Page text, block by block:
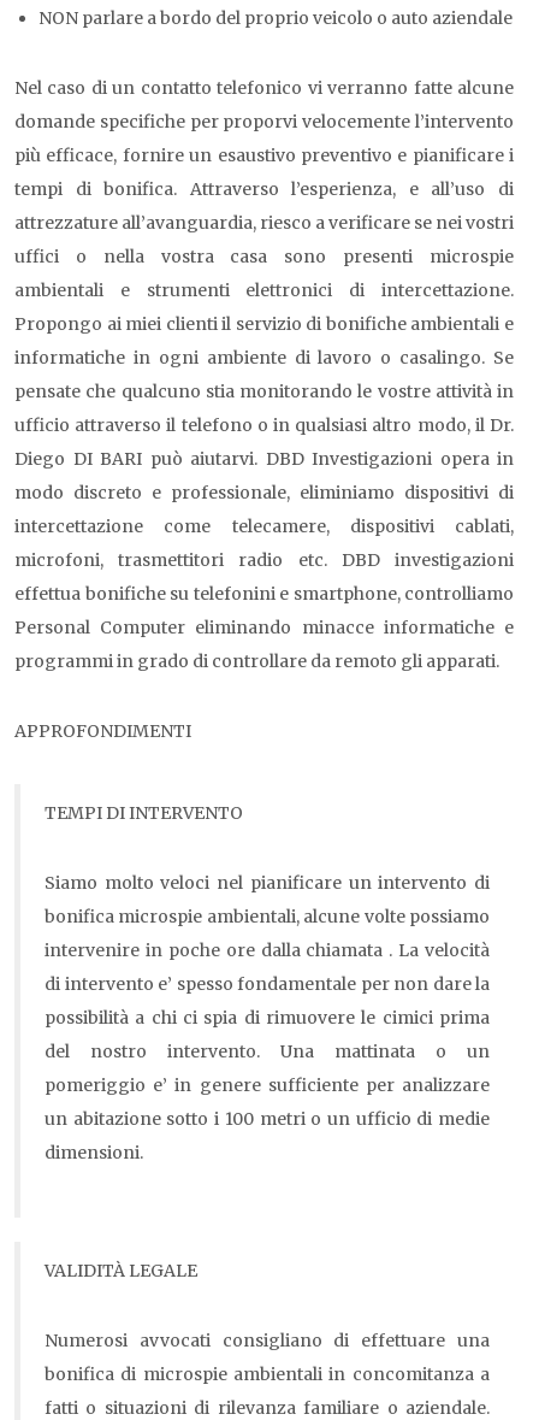
NON parlare a bordo del proprio veicolo o auto aziendale
Nel caso di un contatto telefonico vi verranno fatte alcune
domande specifiche per proporvi velocemente l’intervento
più efficace, fornire un esaustivo preventivo e pianificare i
tempi di bonifica. Attraverso l’esperienza, e all’uso di
attrezzature all’avanguardia, riesco a verificare se nei vostri
uffici o nella vostra casa sono presenti microspie
ambientali e strumenti elettronici di intercettazione.
Propongo ai miei clienti il servizio di bonifiche ambientali e
informatiche in ogni ambiente di lavoro o casalingo. Se
pensate che qualcuno stia monitorando le vostre attività in
ufficio attraverso il telefono o in qualsiasi altro modo, il Dr.
Diego DI BARI può aiutarvi. DBD Investigazioni opera in
modo discreto e professionale, eliminiamo dispositivi di
intercettazione come telecamere, dispositivi cablati,
microfoni, trasmettitori radio etc. DBD investigazioni
effettua bonifiche su telefonini e smartphone, controlliamo
Personal Computer eliminando minacce informatiche e
programmi in grado di controllare da remoto gli apparati.
APPROFONDIMENTI
TEMPI DI INTERVENTO
Siamo molto veloci nel pianificare un intervento di
bonifica microspie ambientali, alcune volte possiamo
intervenire in poche ore dalla chiamata . La velocità
di intervento e’ spesso fondamentale per non dare la
possibilità a chi ci spia di rimuovere le cimici prima
del nostro intervento. Una mattinata o un
pomeriggio e’ in genere sufficiente per analizzare
un abitazione sotto i 100 metri o un ufficio di medie
dimensioni.
VALIDITÀ LEGALE
Numerosi avvocati consigliano di effettuare una
bonifica di microspie ambientali in concomitanza a
fatti o situazioni di rilevanza familiare o aziendale.